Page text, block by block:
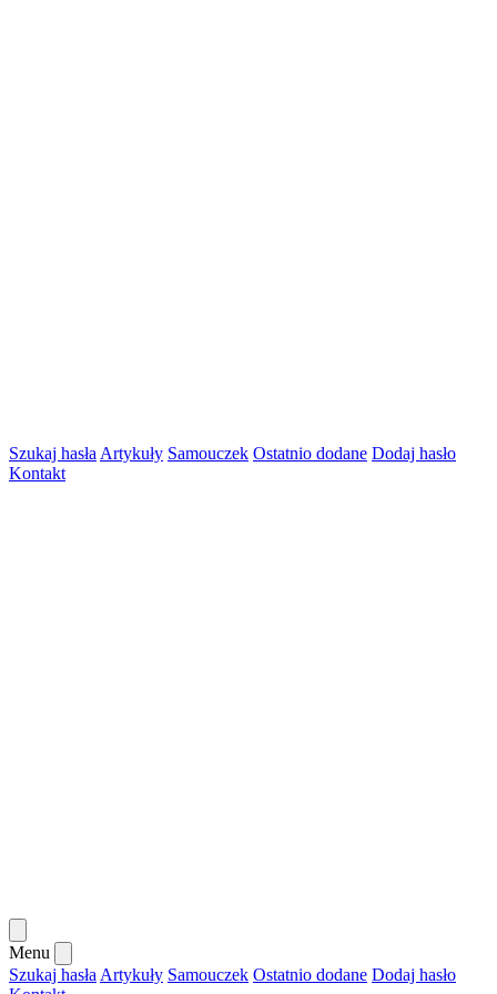
Szukaj hasła Artykuły Samouczek Ostatnio dodane Dodaj hasło
Kontakt
Menu
Szukaj hasła Artykuły Samouczek Ostatnio dodane Dodaj hasło